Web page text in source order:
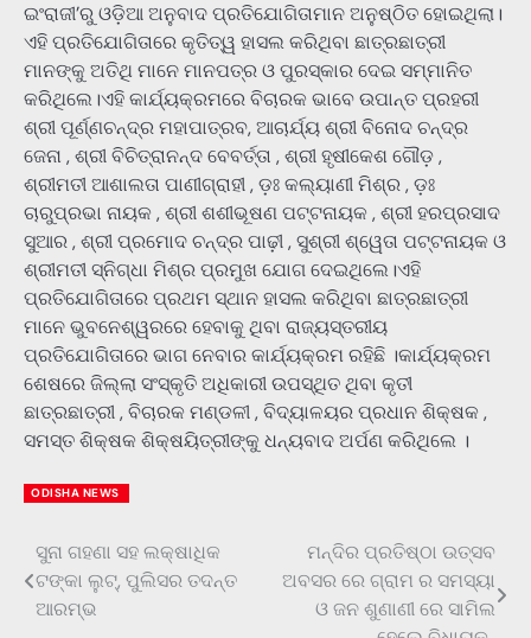
ଇଂରାଜୀ’ରୁ ଓଡ଼ିଆ ଅନୁବାଦ ପ୍ରତିଯୋଗିତାମାନ ଅନୁଷ୍ଠିତ ହୋଇଥିଲା।
ଏହି ପ୍ରତିଯୋଗିତାରେ କୃତିତ୍ୱ ହାସଲ କରିଥିବା ଛାତ୍ରଛାତ୍ରୀ
ମାନଙ୍କୁ ଅତିଥି ମାନେ ମାନପତ୍ର ଓ ପୁରସ୍କାର ଦେଇ ସମ୍ମାନିତ
କରିଥିଲେ।ଏହି କାର୍ଯ୍ୟକ୍ରମରେ ବିଚାରକ ଭାବେ ଉପାନ୍ତ ପ୍ରହରୀ
ଶ୍ରୀ ପୂର୍ଣ୍ଣଚନ୍ଦ୍ର ମହାପାତ୍ରବ, ଆଚାର୍ଯ୍ୟ ଶ୍ରୀ ବିନୋଦ ଚନ୍ଦ୍ର
ଜେନା , ଶ୍ରୀ ବିଚିତ୍ରାନନ୍ଦ ବେବର୍ତ୍ତା , ଶ୍ରୀ ହୃଷୀକେଶ ଗୌଡ଼ ,
ଶ୍ରୀମତୀ ଆଶାଲତା ପାଣୀଗ୍ରାହୀ , ଡ଼ଃ କଲ୍ୟାଣୀ ମିଶ୍ର , ଡ଼ଃ
ଚାରୁପ୍ରଭା ନାୟକ , ଶ୍ରୀ ଶଶୀଭୂଷଣ ପଟ୍ଟନାୟକ , ଶ୍ରୀ ହରପ୍ରସାଦ
ସୁଆର , ଶ୍ରୀ ପ୍ରମୋଦ ଚନ୍ଦ୍ର ପାଢ଼ୀ , ସୁଶ୍ରୀ ଶ୍ୱେତା ପଟ୍ଟନାୟକ ଓ
ଶ୍ରୀମତୀ ସ୍ନିଗ୍ଧା ମିଶ୍ର ପ୍ରମୁଖ ଯୋଗ ଦେଇଥିଲେ।ଏହି
ପ୍ରତିଯୋଗିତାରେ ପ୍ରଥମ ସ୍ଥାନ ହାସଲ କରିଥିବା ଛାତ୍ରଛାତ୍ରୀ
ମାନେ ଭୁବନେଶ୍ୱରରେ ହେବାକୁ ଥିବା ରାଜ୍ୟସ୍ତରୀୟ
ପ୍ରତିଯୋଗିତାରେ ଭାଗ ନେବାର କାର୍ଯ୍ୟକ୍ରମ ରହିଛି ।କାର୍ଯ୍ୟକ୍ରମ
ଶେଷରେ ଜିଲ୍ଲା ସଂସ୍କୃତି ଅଧିକାରୀ ଉପସ୍ଥିତ ଥିବା କୃତୀ
ଛାତ୍ରଛାତ୍ରୀ , ବିଚାରକ ମଣ୍ଡଳୀ , ବିଦ୍ୟାଳୟର ପ୍ରଧାନ ଶିକ୍ଷକ ,
ସମସ୍ତ ଶିକ୍ଷକ ଶିକ୍ଷୟିତ୍ରୀଙ୍କୁ ଧନ୍ୟବାଦ ଅର୍ପଣ କରିଥିଲେ ।
ODISHA NEWS
Post
navigation
ସୁନା ଗହଣା ସହ ଲକ୍ଷାଧିକ
ଟଙ୍କା ଲୁଟ୍, ପୁଲିସର ତଦନ୍ତ
ଆରମ୍ଭ
ମନ୍ଦିର ପ୍ରତିଷ୍ଠା ଉତ୍ସବ
ଅବସର ରେ ଗ୍ରାମ ର ସମସ୍ୟା
ଓ ଜନ ଶୁଣାଣୀ ରେ ସାମିଲ